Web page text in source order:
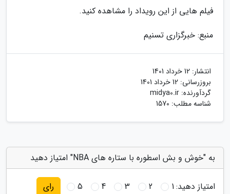
فیلم هایی از این رویداد را مشاهده کنید.
منبع: خبرگزاری تسنیم
انتشار: 12 خرداد 1401
بروزرسانی: 12 خرداد 1401
گردآورنده: midya0.ir
شناسه مطلب: 1570
به "خوش و بش اسطوره با ستاره های NBA" امتیاز دهید
امتیاز دهید:1
2
3
4
5 رای